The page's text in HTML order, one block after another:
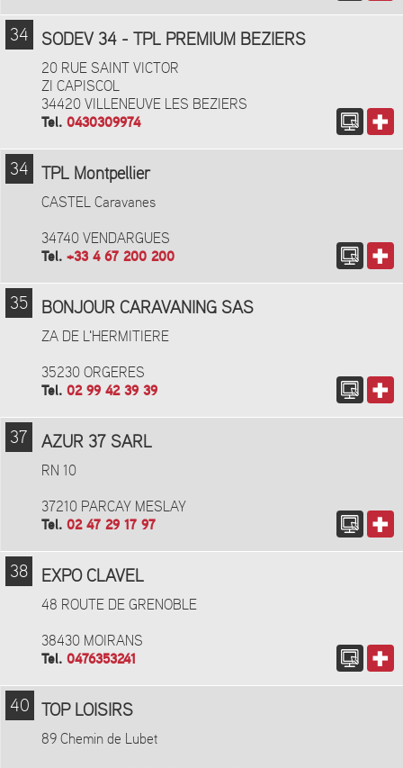
34 SODEV 34 - TPL PREMIUM BEZIERS
20 RUE SAINT VICTOR
ZI CAPISCOL
34420 VILLENEUVE LES BEZIERS
Tel. 0430309974
34 TPL Montpellier
CASTEL Caravanes
34740 VENDARGUES
Tel. +33 4 67 200 200
35 BONJOUR CARAVANING SAS
ZA DE L'HERMITIERE
35230 ORGERES
Tel. 02 99 42 39 39
37 AZUR 37 SARL
RN 10
37210 PARCAY MESLAY
Tel. 02 47 29 17 97
38 EXPO CLAVEL
48 ROUTE DE GRENOBLE
38430 MOIRANS
Tel. 0476353241
40 TOP LOISIRS
89 Chemin de Lubet